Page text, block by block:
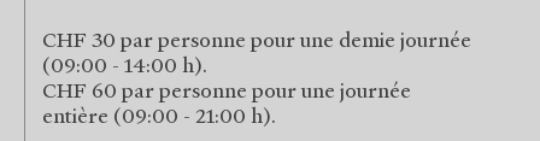
CHF 30 par personne pour une demie journée
(09:00 - 14:00 h).
CHF 60 par personne pour une journée
entière (09:00 - 21:00 h).